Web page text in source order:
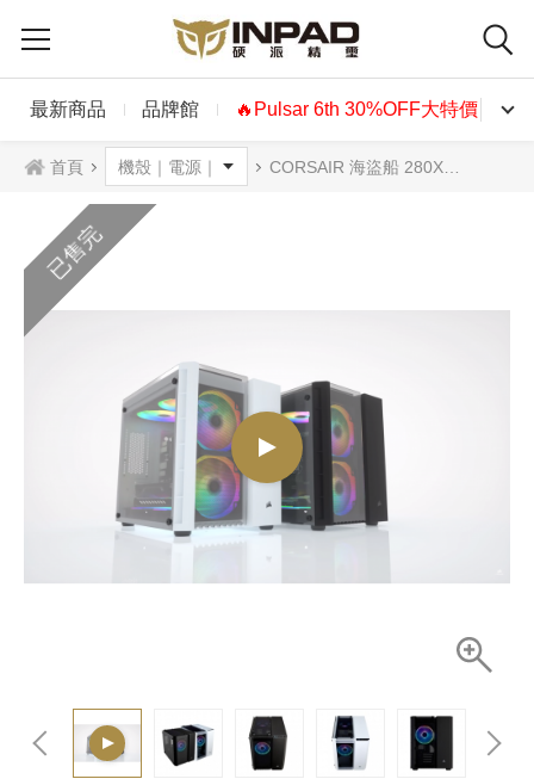
最新商品 品牌館 🔥Pulsar 6th 30%OFF大特價🔥
首頁 CORSAIR 海盜船 280X 鋼化玻璃機殼 RGB版 黑色 白色
已售完